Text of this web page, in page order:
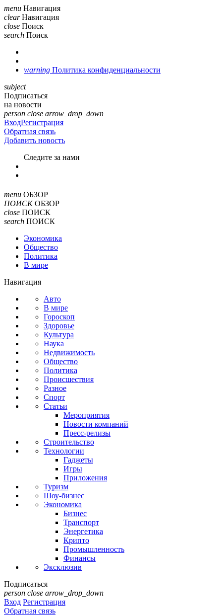
menu Навигация
clear Навигация
close Поиск
search Поиск
warning Политика конфиденциальности
subject
Подписаться
на новости
person close arrow_drop_down
ВходРегистрация
Обратная связь
Добавить новость
Cледите за нами
menu ОБЗОР
ПОИСК ОБЗОР
close ПОИСК
search ПОИСК
Экономика
Общество
Политика
В мире
Навигация
Авто
В мире
Гороскоп
Здоровье
Культура
Наука
Недвижимость
Общество
Политика
Происшествия
Разное
Спорт
Статьи
Мероприятия
Новости компаний
Пресс-релизы
Строительство
Технологии
Гаджеты
Игры
Приложения
Туризм
Шоу-бизнес
Экономика
Бизнес
Транспорт
Энергетика
Крипто
Промышленность
Финансы
Эксклюзив
Подписаться
person close arrow_drop_down
Вход Регистрация
Обратная связь